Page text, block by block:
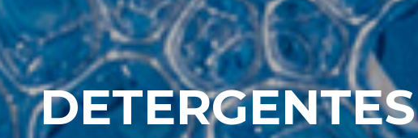
DETERGENTES